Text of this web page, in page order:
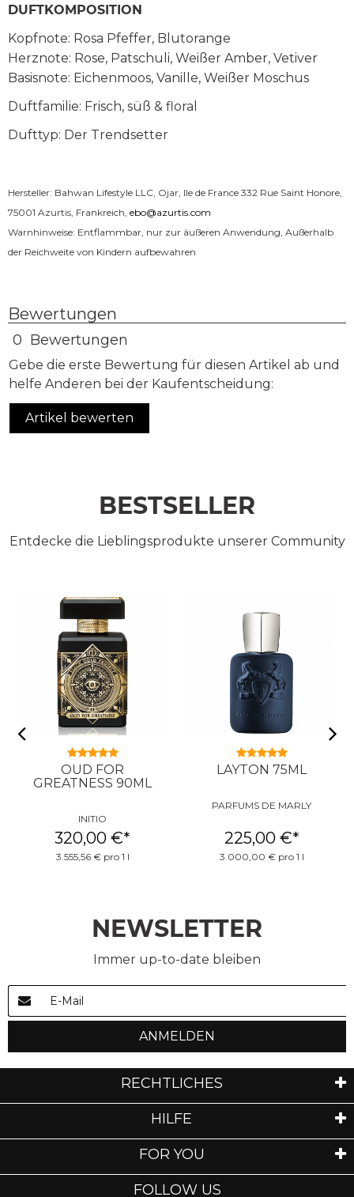
DUFTKOMPOSITION
Kopfnote: Rosa Pfeffer, Blutorange
Herznote: Rose, Patschuli, Weißer Amber, Vetiver
Basisnote: Eichenmoos, Vanille, Weißer Moschus
Duftfamilie: Frisch, süß & floral
Dufttyp: Der Trendsetter
Hersteller: Bahwan Lifestyle LLC, Ojar, Ile de France 332 Rue Saint Honore,
75001 Azurtis, Frankreich, ebo@azurtis.com
Warnhinweise: Entflammbar, nur zur äußeren Anwendung, Außerhalb
der Reichweite von Kindern aufbewahren
Bewertungen
0 Bewertungen
Gebe die erste Bewertung für diesen Artikel ab und
helfe Anderen bei der Kaufentscheidung:
Artikel bewerten
BESTSELLER
Entdecke die Lieblingsprodukte unserer Community
OUD FOR
GREATNESS 90ML
INITIO
320,00 €*
3.555,56 € pro 1 l
LAYTON 75ML
PARFUMS DE MARLY
225,00 €*
3.000,00 € pro 1 l
NEWSLETTER
Immer up-to-date bleiben
ANMELDEN
RECHTLICHES
HILFE
FOR YOU
FOLLOW US